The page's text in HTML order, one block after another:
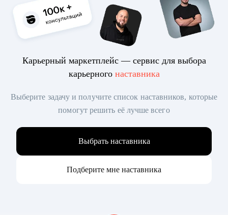
Карьерный маркетплейс — сервис для выбора
карьерного наставника
Выберите задачу и получите список наставников, которые
помогут решить её лучше всего
Выбрать наставника
Подберите мне наставника